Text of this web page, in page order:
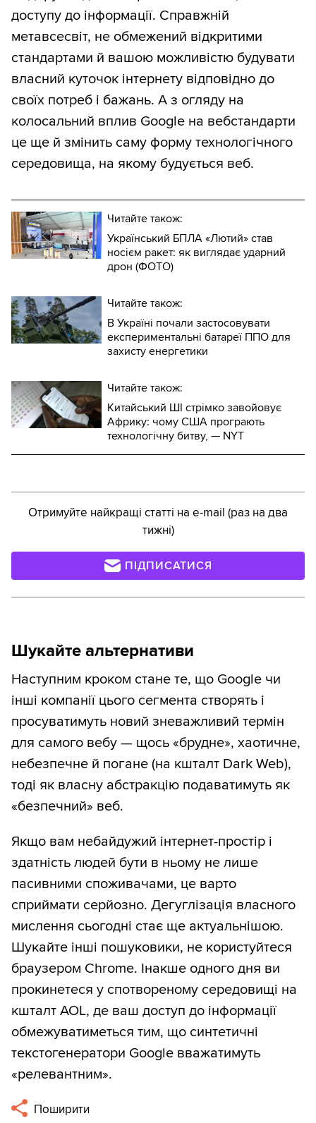
доступу до інформації. Справжній
метавсесвіт, не обмежений відкритими
стандартами й вашою можливістю будувати
власний куточок інтернету відповідно до
своїх потреб і бажань. А з огляду на
колосальний вплив Google на вебстандарти
це ще й змінить саму форму технологічного
середовища, на якому будується веб.
Читайте також:
Український БПЛА «Лютий» став
носієм ракет: як виглядає ударний
дрон (ФОТО)
Читайте також:
В Україні почали застосовувати
експериментальні батареї ППО для
захисту енергетики
Читайте також:
Китайський ШІ стрімко завойовує
Африку: чому США програють
технологічну битву, — NYT
Отримуйте найкращі статті на e-mail (раз на два
тижні)
ПІДПИСАТИСЯ
Шукайте альтернативи
Наступним кроком стане те, що Google чи
інші компанії цього сегмента створять і
просуватимуть новий зневажливий термін
для самого вебу — щось «брудне», хаотичне,
небезпечне й погане (на кшталт Dark Web),
тоді як власну абстракцію подаватимуть як
«безпечний» веб.
Якщо вам небайдужий інтернет-простір і
здатність людей бути в ньому не лише
пасивними споживачами, це варто
сприймати серйозно. Дегуглізація власного
мислення сьогодні стає ще актуальнішою.
Шукайте інші пошуковики, не користуйтеся
браузером Chrome. Інакше одного дня ви
прокинетеся у спотвореному середовищі на
кшталт AOL, де ваш доступ до інформації
обмежуватиметься тим, що синтетичні
текстогенератори Google вважатимуть
«релевантним».
Поширити